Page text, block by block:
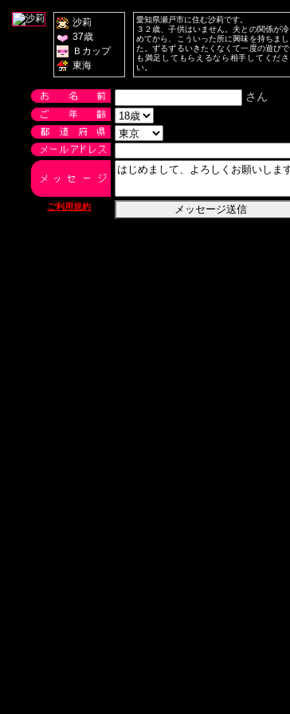
沙莉
37歳
Ｂカップ
東海
愛知県瀬戸市に住む沙莉です。
３２歳、子供はいません。夫との関係が冷
めてから、こういった所に興味を持ちまし
た。ずるずるいきたくなくて一度の遊びで
も満足してもらえるなら相手してくださ
い。